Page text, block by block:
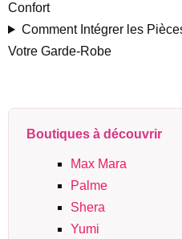
Confort
Comment Intégrer les
Votre Garde-Robe
Boutiques à découvrir
Max Mara
Palme
Shera
Yumi